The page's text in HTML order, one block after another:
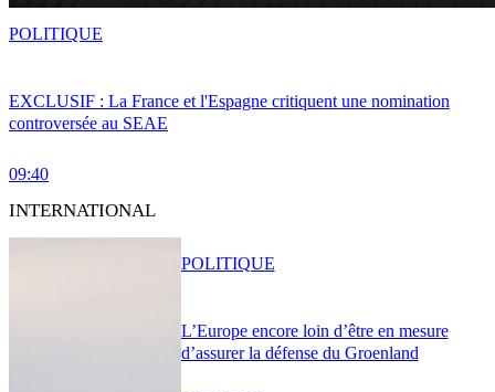
EXCLUSIF : La France et l'Espagne critiquent une nomination
controversée au SEAE
09:40
POLITIQUE
INTERNATIONAL
L’Europe encore loin d’être en mesure
d’assurer la défense du Groenland
POLITIQUE